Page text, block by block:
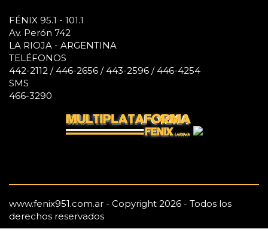
FÉNIX 95.1 - 101.1
Av. Perón 742
LA RIOJA - ARGENTINA
TELÉFONOS
442-2112 / 446-2656 / 443-2596 / 446-4254
SMS
466-3290
www.fenix951.com.ar - Copyright 2026 - Todos los
derechos reservados